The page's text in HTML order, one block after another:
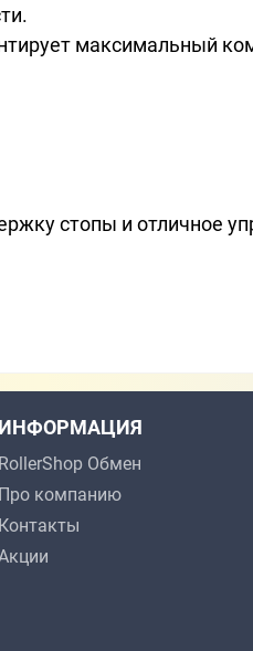
максимальный
стопы и отличное
ИНФОРМАЦИЯ
RollerShop Обмен
Про компанию
Контакты